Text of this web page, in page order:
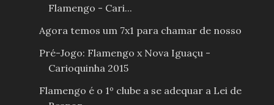
Flamengo - Cari...
Agora temos um 7x1 para chamar de nosso
Pré-Jogo: Flamengo x Nova Iguaçu -
Carioquinha 2015
Flamengo é o 1º clube a se adequar a Lei de